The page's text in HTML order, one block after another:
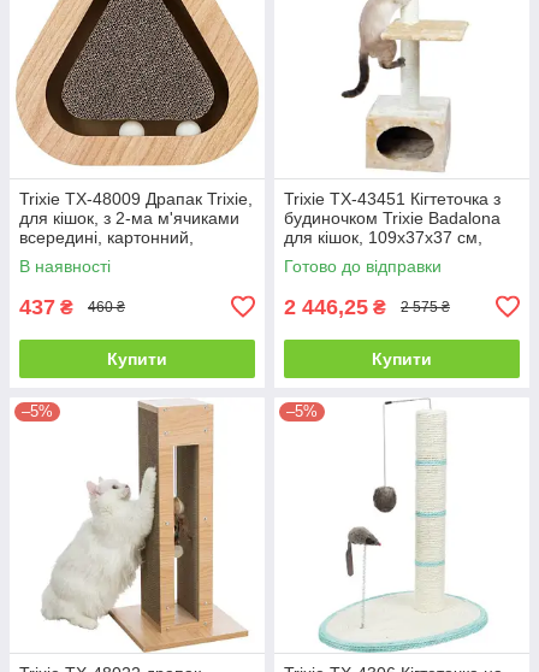
Trixie TX-48009 Драпак Trixie,
для кішок, з 2-ма м'ячиками
всередині, картонний,
36×5×36 см
В наявності
437 ₴ 460 ₴
Купити
Trixie TX-43451 Кігтеточка з
будиночком Trixie Badalona
для кішок, 109х37х37 см,
бежева
Готово до відправки
2 446,25 ₴ 2 575 ₴
Купити
–5% –5%